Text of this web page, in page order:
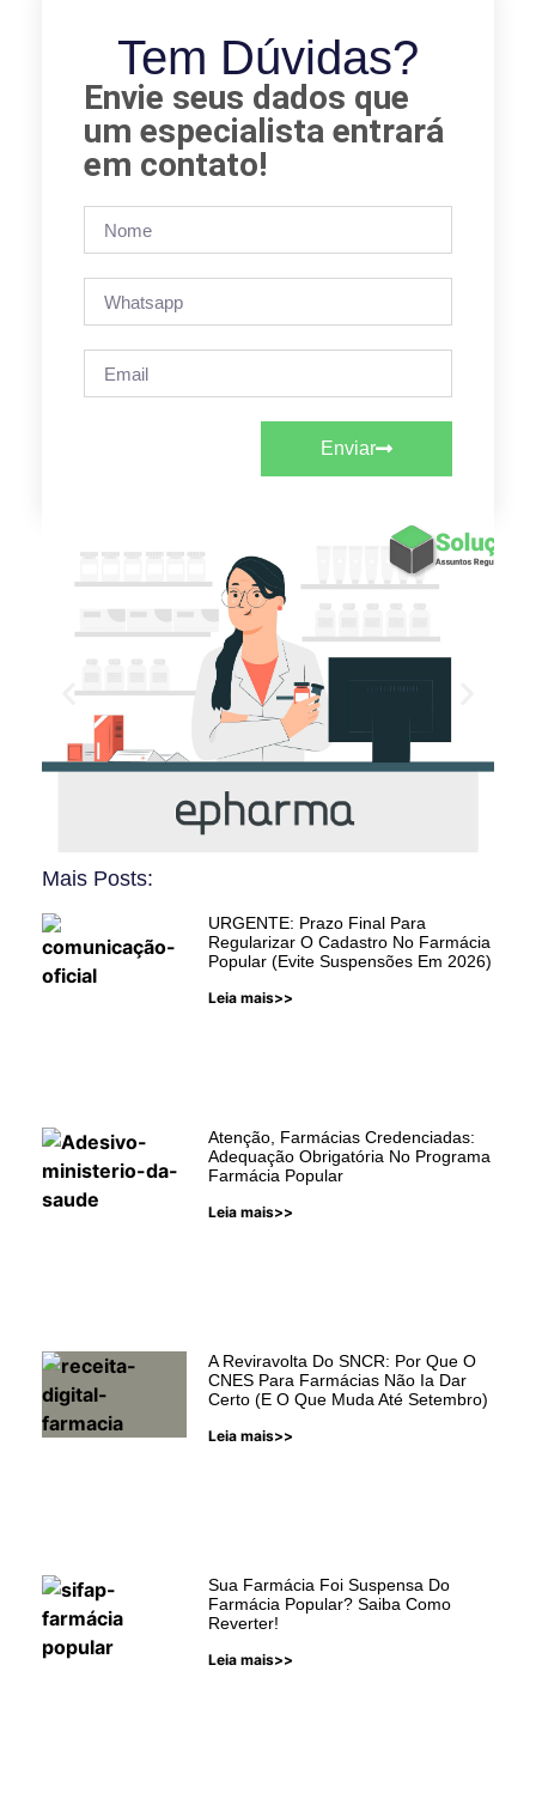
Tem Dúvidas?
Envie seus dados que
um especialista entrará
em contato!
Enviar
Digipop
evitar problemas com auditorias
Mais Posts:
URGENTE: Prazo Final Para
Regularizar O Cadastro No Farmácia
Popular (Evite Suspensões Em 2026)
Leia mais>>
Atenção, Farmácias Credenciadas:
Adequação Obrigatória No Programa
Farmácia Popular
Leia mais>>
A Reviravolta Do SNCR: Por Que O
CNES Para Farmácias Não Ia Dar
Certo (e O Que Muda Até Setembro)
Leia mais>>
Sua Farmácia Foi Suspensa Do
Farmácia Popular? Saiba Como
Reverter!
Leia mais>>